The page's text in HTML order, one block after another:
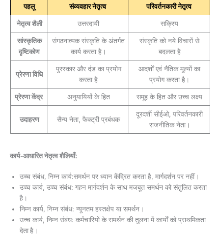
पहलू संव्यवहार नेतृत्व परिवर्तनकारी नेतृत्व
नेतृत्व शैली उत्तरदायी सक्रिय
सांस्कृतिक
दृष्टिकोण
संगठनात्मक संस्कृति के अंतर्गत
कार्य करता है।
संस्कृति को नये विचारों से
बदलता है
प्रेरणा विधि
पुरस्कार और दंड का प्रयोग
करता है
आदर्शों एवं नैतिक मूल्यों का
प्रयोग करता है।
प्रेरणा केंद्र अनुयायियों के हित समूह के हित और उच्च लक्ष्य
उदाहरण सैन्य नेता, फैक्ट्री प्रबंधक
दूरदर्शी सीईओ, परिवर्तनकारी
राजनीतिक नेता।
कार्य-आधारित नेतृत्व शैलियाँ:
उच्च संबंध, निम्न कार्य:समर्थन पर ध्यान केंद्रित करता है, मार्गदर्शन पर नहीं।
उच्च कार्य, उच्च संबंध: गहन मार्गदर्शन के साथ मजबूत समर्थन को संतुलित करता
है।
निम्न कार्य, निम्न संबंध: न्यूनतम हस्तक्षेप या समर्थन।
उच्च कार्य, निम्न संबंध: कर्मचारियों के समर्थन की तुलना में कार्यों को प्राथमिकता
देताहै।